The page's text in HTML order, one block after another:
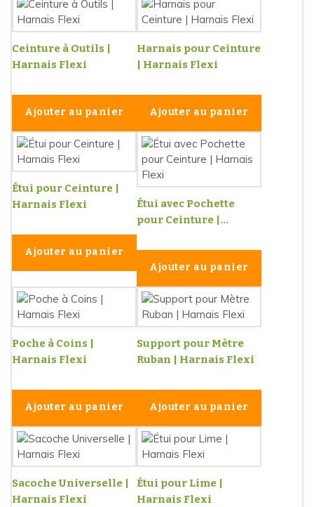
Ceinture à Outils |
Harnais Flexi
Ajouter au panier
Harnais pour Ceinture
| Harnais Flexi
Ajouter au panier
Étui pour Ceinture |
Harnais Flexi
Ajouter au panier
Étui avec Pochette
pour Ceinture |...
Ajouter au panier
Poche à Coins |
Harnais Flexi
Ajouter au panier
Support pour Mètre
Ruban | Harnais Flexi
Ajouter au panier
Sacoche Universelle |
Harnais Flexi
Étui pour Lime |
Harnais Flexi